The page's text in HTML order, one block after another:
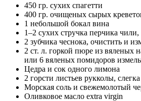
450 гр. сухих спагетти
400 гр. очищеных сырых
1 небольшой бокал вина
1–2 сухих стручка перчика
2 зубчика чеснока, очистить и
2 ст. л. горкой пюре из вяленых
или 6 вяленых помидоров
Цедра и сок одного лимона
2 горсти листьев рукколы,
Морская соль и свежемолотый
Оливковое масло extra virgin